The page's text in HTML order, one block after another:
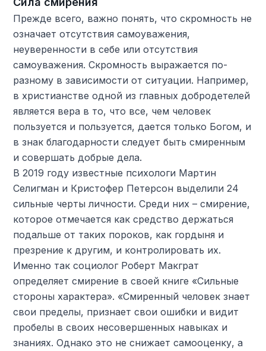
Прежде всего, важно понять, что скромность не
означает отсутствия самоуважения,
неуверенности в себе или отсутствия
самоуважения. Скромность выражается по-
разному в зависимости от ситуации. Например,
в христианстве одной из главных добродетелей
является вера в то, что все, чем человек
пользуется и пользуется, дается только Богом, и
в знак благодарности следует быть смиренным
и совершать добрые дела.
В 2019 году известные психологи Мартин
Селигман и Кристофер Петерсон выделили 24
сильные черты личности. Среди них – смирение,
которое отмечается как средство держаться
подальше от таких пороков, как гордыня и
презрение к другим, и контролировать их.
Именно так социолог Роберт Макграт
определяет смирение в своей книге «Сильные
стороны характера». «Смиренный человек знает
свои пределы, признает свои ошибки и видит
пробелы в своих несовершенных навыках и
знаниях. Однако это не снижает самооценку, а